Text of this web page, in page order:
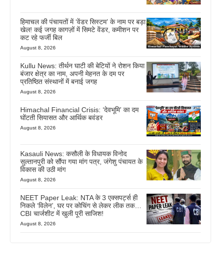
हिमाचल की पंचायतों में ‘वेंडर सिस्टम’ के नाम पर बड़ा
खेल! कई जगह कागज़ों में सिमटे वेंडर, कमीशन पर
कट रहे फर्जी बिल
August 8, 2026
Kullu News: तीर्थन घाटी की बेटियों ने रोशन किया
बंजार क्षेत्र का नाम, अपनी मेहनत के दम पर
प्रतिष्ठित संस्थानों में बनाई जगह
August 8, 2026
Himachal Financial Crisis: ‘देवभूमि’ का दम
घोंटती सियासत और आर्थिक बवंडर
August 8, 2026
Kasauli News: कसौली के विधायक विनोद
सुल्तानपुरी को सौंपा गया मांग पत्र, जंगेशु पंचायत के
विकास की उठी मांग
August 8, 2026
NEET Paper Leak: NTA के 3 एक्सपर्ट्स ही
निकले ‘विलेन’, घर पर कोचिंग से लेकर लीक तक…
CBI चार्जशीट में खुली पूरी साजिश!
August 8, 2026